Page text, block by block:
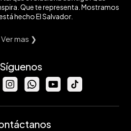
Que te representa. Mostramos
hecho El Salvador.
Ver mas ❯
Síguenos